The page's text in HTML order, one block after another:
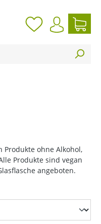
ohne Alkohol,
Produkte sind vegan
angeboten.